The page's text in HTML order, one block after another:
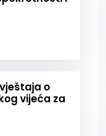
o
vijeća za